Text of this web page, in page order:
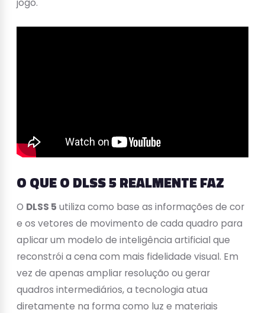
jogo.
O QUE O DLSS 5 REALMENTE FAZ
O DLSS 5 utiliza como base as informações de cor
e os vetores de movimento de cada quadro para
aplicar um modelo de inteligência artificial que
reconstrói a cena com mais fidelidade visual. Em
vez de apenas ampliar resolução ou gerar
quadros intermediários, a tecnologia atua
diretamente na forma como luz e materiais